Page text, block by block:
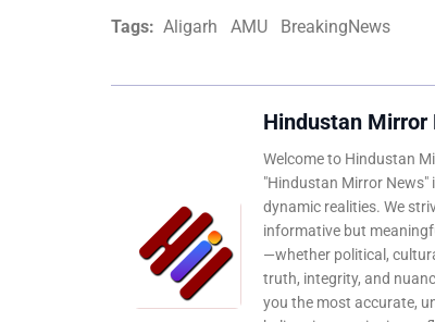
Tags: Aligarh AMU BreakingNews
Hindustan Mirror
Welcome to Hindustan
"Hindustan Mirror News"
dynamic realities. We
informative but
—whether political,
truth, integrity, and
you the most accurate,